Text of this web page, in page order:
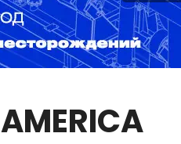
AMERICA